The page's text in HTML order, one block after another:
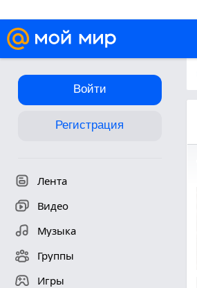
Войти
Регистрация
Лента
Видео
Музыка
Группы
Игры